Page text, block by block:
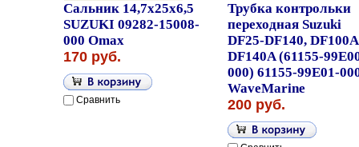
Сальник 14,7x25x6,5
SUZUKI 09282-15008-
000 Omax
170 руб.
Сравнить
Трубка контрольки
переходная Suzuki
DF25-DF140,
DF140A (61155-
000) 61155-99E01-
WaveMarine
200 руб.